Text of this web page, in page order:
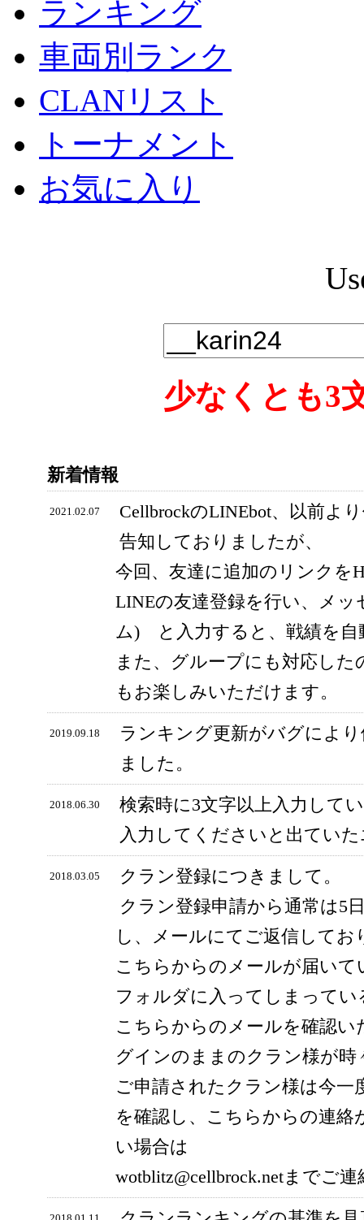
ランキング
車両別ランク
CLANリスト
トーナメント
お気に入り
少なくとも3
新着情報
2021.02.07
CellbrockのLINEbot、以前よ
告知しておりましたが、
今回、友達に追加のリンクを
LINEの友達登録を行い、メ
ム) と入力すると、戦績を自
また、グループにも対応し
もお楽しみいただけます。
2019.09.18
ランキング更新がバグによ
ました。
2018.06.30
検索時に3文字以上入力して
入力してくださいと出てい
2018.03.05
クラン登録につきまして。
クラン登録申請から通常は5
し、メールにてご返信してお
こちらからのメールが届い
フォルダに入ってしまってい
こちらからのメールを確認
グインのままのクラン様が時
ご申請されたクラン様は今一
を確認し、こちらからの連
い場合は
wotblitz@cellbrock.netまでご